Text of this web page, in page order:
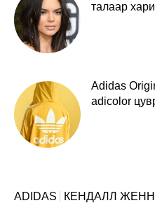
талаар
Adidas
adicolor
ADIDAS КЕНДАЛЛ